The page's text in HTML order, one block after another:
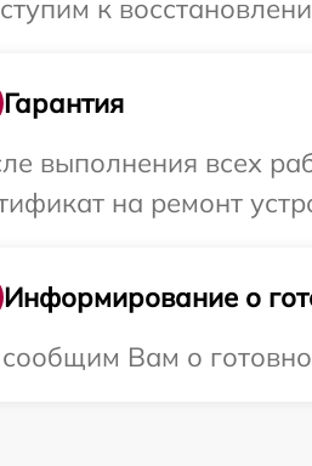
к
Гарантия
выполнения всех
на ремонт
Информирование о
Вам о